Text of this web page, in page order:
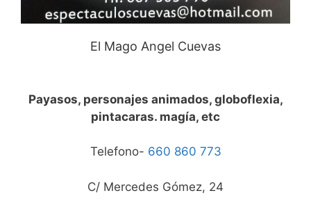
El Mago Angel Cuevas
Payasos, personajes animados, globoflexia,
pintacaras. magía, etc
Telefono- 660 860 773
C/ Mercedes Gómez, 24